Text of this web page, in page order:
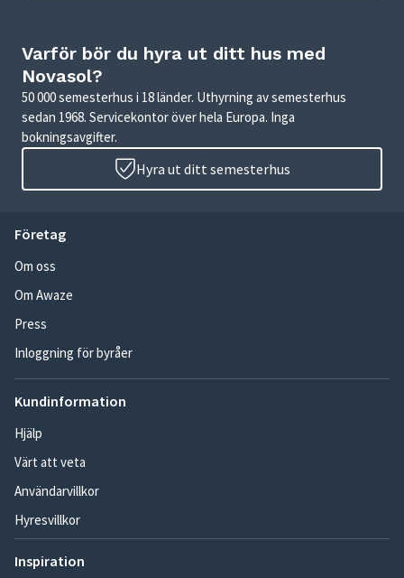
Varför bör du hyra ut ditt hus med
Novasol?
50 000 semesterhus i 18 länder. Uthyrning av semesterhus
sedan 1968. Servicekontor över hela Europa. Inga
bokningsavgifter.
Hyra ut ditt semesterhus
Företag
Om oss
Om Awaze
Press
Inloggning för byråer
Kundinformation
Hjälp
Värt att veta
Användarvillkor
Hyresvillkor
Inspiration